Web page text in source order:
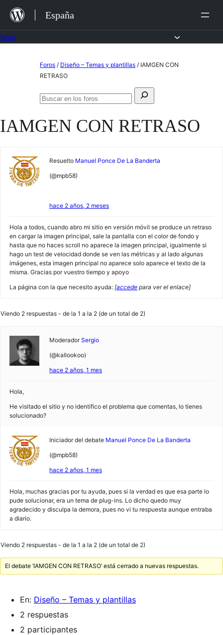
Saltar
contenido
España
Foros / Diseño – Temas y plantillas / IAMGEN CON
RETRASO
Buscar:
Buscar
los
foros
IAMGEN CON RETRASO
Resuelto Manuel Ponce De La Banderta
(@mpb58)
hace 2 años, 2 meses
Hola a todos, cuando abro mi sitio en versión móvil se produce un retraso
en cargar la imagen principal, sale la pantalla con el color de fondo y
hasta que no haces scroll no aparece la imagen principal, igualmente si
hago un test de velocidad donde se ven las métricas y al lado algunas
imágenes, esta imagen principal no aparece solo aparece el texto de la
misma. Gracias por vuestro tiempo y apoyo
La página con la que necesito ayuda: [accede para ver el enlace]
Viendo 2 respuestas - de la 1 a la 2 (de un total de 2)
Moderador Sergio
(@kallookoo)
hace 2 años, 1 mes
Hola,
He visitado el sitio y no identifico el problema que comentas, lo tienes
solucionado?
Iniciador del debate Manuel Ponce De La Banderta
(@mpb58)
hace 2 años, 1 mes
Hola, muchas gracias por tu ayuda, pues si la verdad es que esa parte lo
pude solucionar, era un tema de plug-ins. Lo dicho quedo muy
agradecido y disculpa la demora, pues no vi tu respuesta aunque entraba
a diario.
Viendo 2 respuestas - de la 1 a la 2 (de un total de 2)
El debate ‘IAMGEN CON RETRASO’ está cerrado a nuevas respuestas.
En: Diseño – Temas y plantillas
2 respuestas
2 participantes